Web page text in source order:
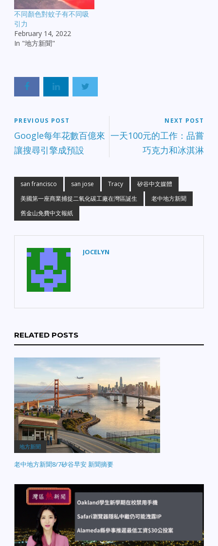
不同顏色對蚊子有不同吸
引力
February 14, 2022
In "地方新聞"
PREVIOUS POST
Google每年花數百億來
讓搜尋引擎成預設
NEXT POST
一天100元的工作：品嘗
巧克力和冰淇淋
san francisco san jose Tracy
矽谷中文媒體
美國第一座商業捕捉二氧化碳工廠在灣區誕生
老中地方新聞
舊金山免費中文報紙
JOCELYN
RELATED POSTS
地方新聞
老中地方新聞8/7矽谷早安 新聞摘要